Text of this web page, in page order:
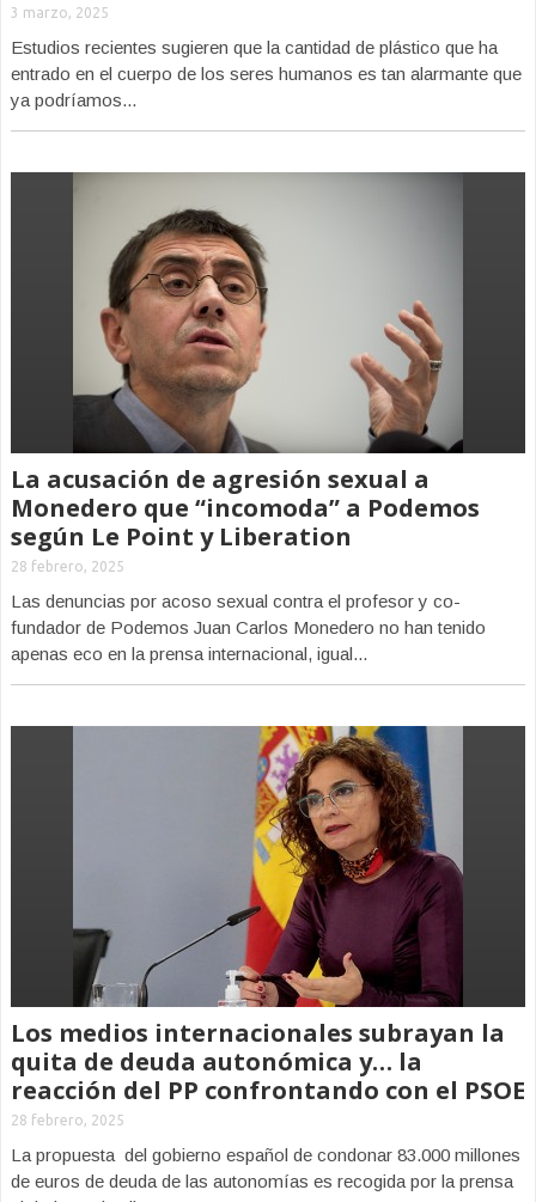
3 marzo, 2025
Estudios recientes sugieren que la cantidad de plástico que ha
entrado en el cuerpo de los seres humanos es tan alarmante que
ya podríamos...
La acusación de agresión sexual a
Monedero que “incomoda” a Podemos
según Le Point y Liberation
28 febrero, 2025
Las denuncias por acoso sexual contra el profesor y co-
fundador de Podemos Juan Carlos Monedero no han tenido
apenas eco en la prensa internacional, igual...
Los medios internacionales subrayan la
quita de deuda autonómica y… la
reacción del PP confrontando con el PSOE
28 febrero, 2025
La propuesta del gobierno español de condonar 83.000 millones
de euros de deuda de las autonomías es recogida por la prensa